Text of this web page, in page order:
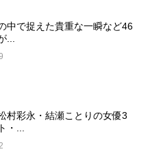
中で捉えた貴重な一瞬など46
...
村彩永・結瀬ことりの女優3
・...